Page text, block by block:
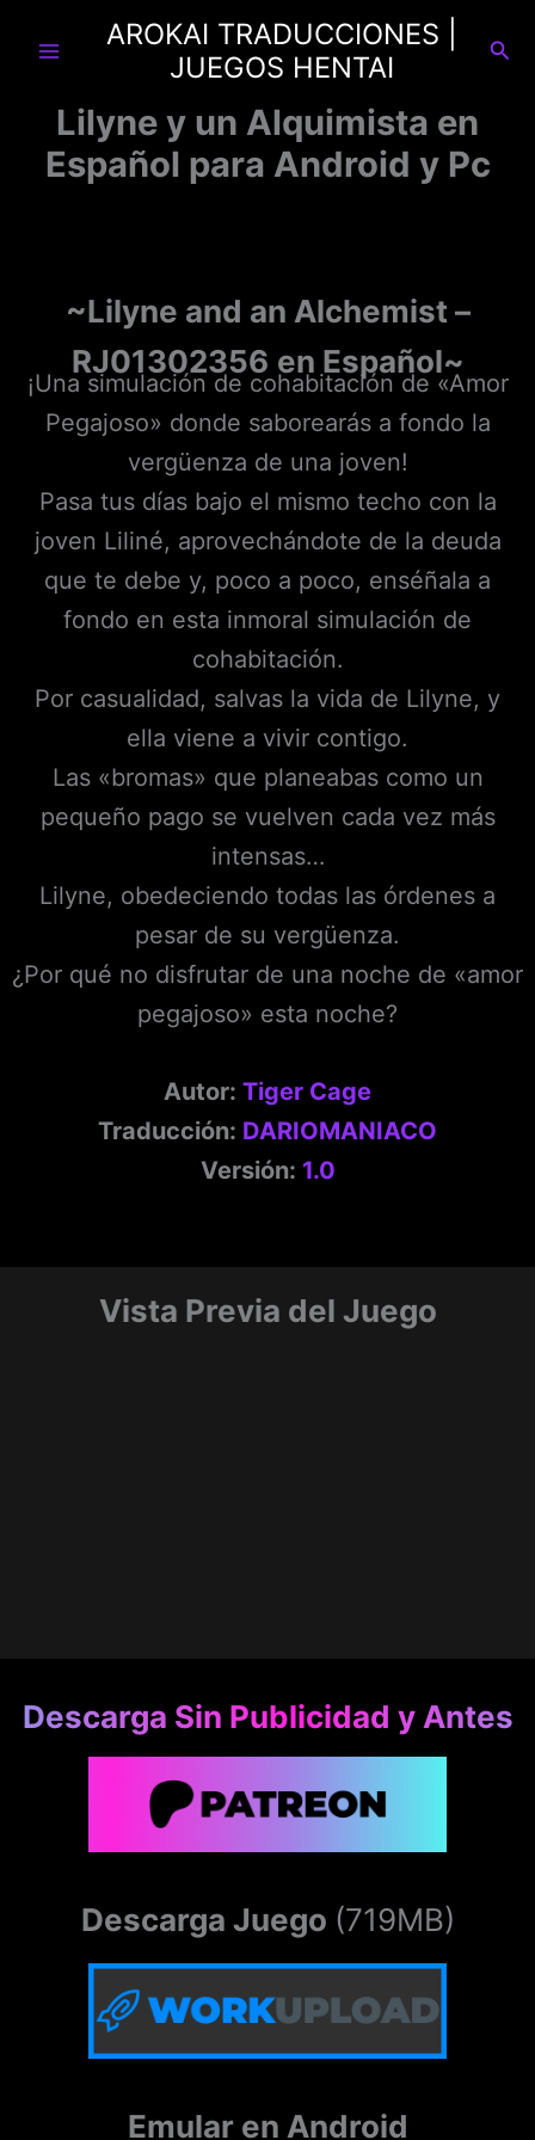
AROKAI TRADUCCIONES |
JUEGOS HENTAI
Lilyne y un Alquimista en
Español para Android y Pc
~Lilyne and an Alchemist –
RJ01302356 en Español~
¡Una simulación de cohabitación de «Amor
Pegajoso» donde saborearás a fondo la
vergüenza de una joven!
Pasa tus días bajo el mismo techo con la
joven Liliné, aprovechándote de la deuda
que te debe y, poco a poco, enséñala a
fondo en esta inmoral simulación de
cohabitación.
Por casualidad, salvas la vida de Lilyne, y
ella viene a vivir contigo.
Las «bromas» que planeabas como un
pequeño pago se vuelven cada vez más
intensas…
Lilyne, obedeciendo todas las órdenes a
pesar de su vergüenza.
¿Por qué no disfrutar de una noche de «amor
pegajoso» esta noche?
Autor: Tiger Cage
Traducción: DARIOMANIACO
Versión: 1.0
Vista Previa del Juego
Descarga Sin Publicidad y Antes
Descarga Juego (719MB)
Emular en Android